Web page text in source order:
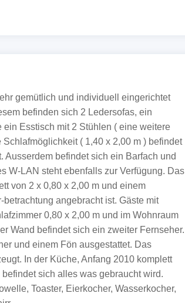
gemütlich und individuell eingerichtet
befinden sich 2 Ledersofas, ein
Esstisch mit 2 Stühlen ( eine weitere
( 1,40 x 2,00 m ) befindet
befindet sich ein Barfach und
W-LAN steht ebenfalls zur Verfügung. Das
von 2 x 0,80 x 2,00 m und einem
angebracht ist. Gäste mit
0,80 x 2,00 m und im Wohnraum
Wand befindet sich ein zweiter Fernseher.
und einem Fön ausgestattet. Das
In der Küche, Anfang 2010 komplett
sich alles was gebraucht wird.
Toaster, Eierkocher, Wasserkocher,